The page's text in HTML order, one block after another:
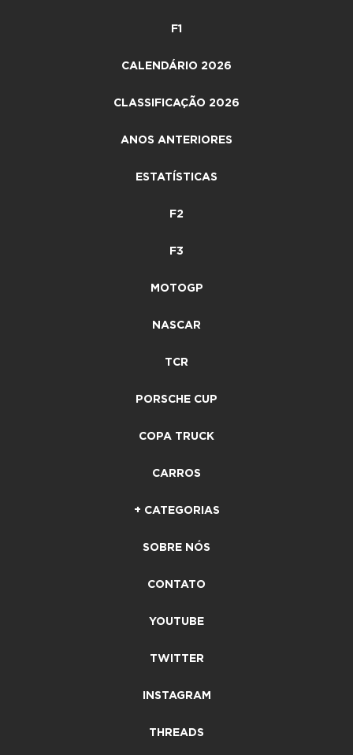
F1
CALENDÁRIO 2026
CLASSIFICAÇÃO 2026
ANOS ANTERIORES
ESTATÍSTICAS
F2
F3
MOTOGP
NASCAR
TCR
PORSCHE CUP
COPA TRUCK
CARROS
+ CATEGORIAS
SOBRE NÓS
CONTATO
YOUTUBE
TWITTER
INSTAGRAM
THREADS